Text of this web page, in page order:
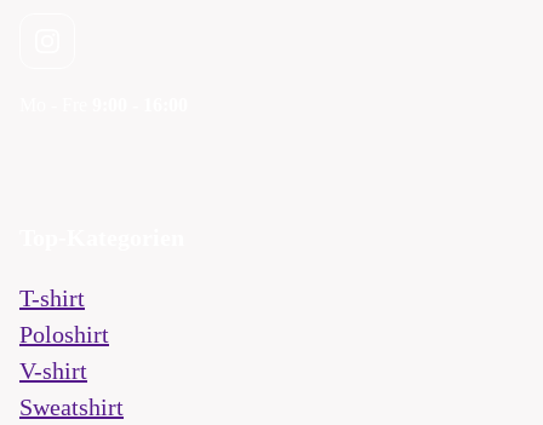
T-shirt
Poloshirt
V-shirt
Sweatshirt